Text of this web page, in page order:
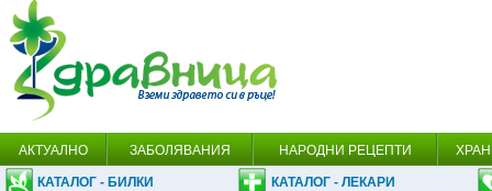
АКТУАЛНО ЗАБОЛЯВАНИЯ НАРОДНИ РЕЦЕПТИ
КАТАЛОГ - БИЛКИ КАТАЛОГ - ЛЕКАРИ